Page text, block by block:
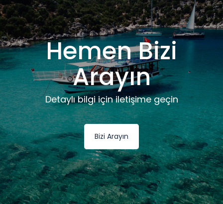
Hemen Bizi
Arayın
Detaylı bilgi için iletişime geçin
Bizi Arayın